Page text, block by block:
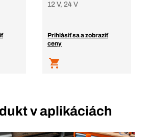
12 V, 24 V
Prihlásiť sa a zobraziť
ceny
v aplikáciách